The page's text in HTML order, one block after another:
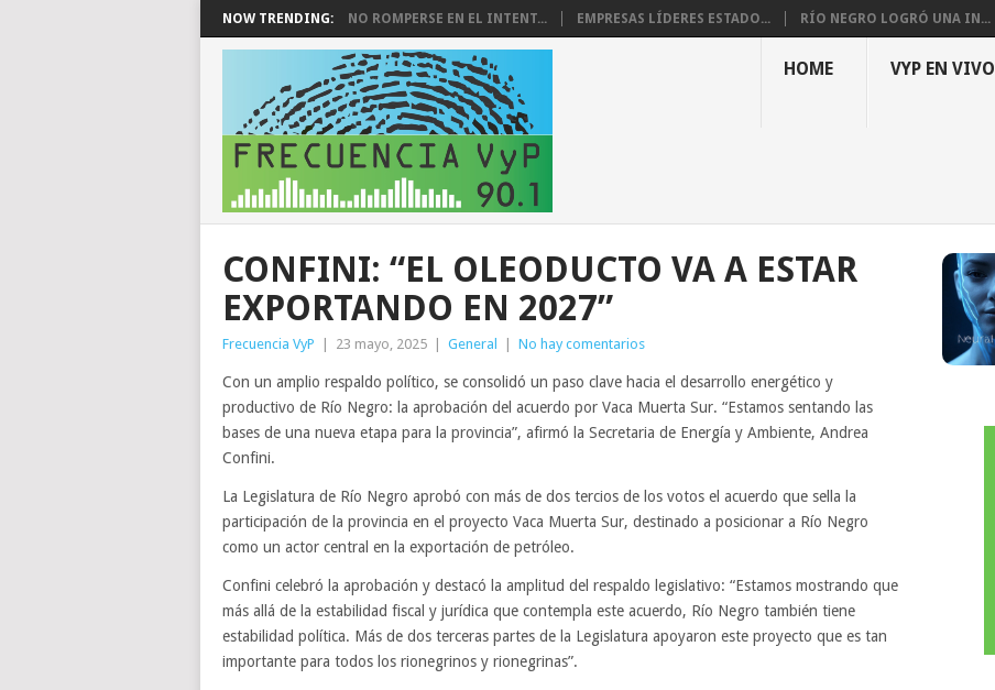
NOW TRENDING: NO ROMPERSE EN EL INTENT... EMPRESAS LÍDERES ESTADO... RÍO NEGRO LOGRÓ UNA IN...
HOME VYP EN VIVO
CONFINI: “EL OLEODUCTO VA A ESTAR
EXPORTANDO EN 2027”
Frecuencia VyP 23 mayo, 2025 General No hay comentarios
Con un amplio respaldo político, se consolidó un paso clave hacia el desarrollo energético y
productivo de Río Negro: la aprobación del acuerdo por Vaca Muerta Sur. “Estamos sentando las
bases de una nueva etapa para la provincia”, afirmó la Secretaria de Energía y Ambiente, Andrea
Confini.
La Legislatura de Río Negro aprobó con más de dos tercios de los votos el acuerdo que sella la
participación de la provincia en el proyecto Vaca Muerta Sur, destinado a posicionar a Río Negro
como un actor central en la exportación de petróleo.
Confini celebró la aprobación y destacó la amplitud del respaldo legislativo: “Estamos mostrando que
más allá de la estabilidad fiscal y jurídica que contempla este acuerdo, Río Negro también tiene
estabilidad política. Más de dos terceras partes de la Legislatura apoyaron este proyecto que es tan
importante para todos los rionegrinos y rionegrinas”.